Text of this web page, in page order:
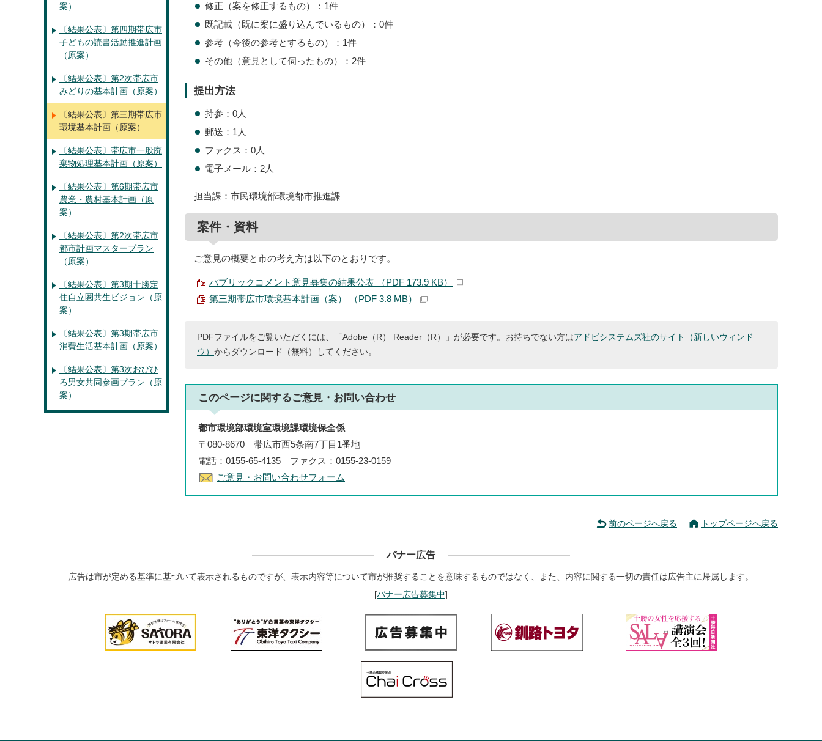
修正（案を修正するもの）：1件
既記載（既に案に盛り込んでいるもの）：0件
参考（今後の参考とするもの）：1件
その他（意見として伺ったもの）：2件
提出方法
持参：0人
郵送：1人
ファクス：0人
電子メール：2人
担当課：市民環境部環境都市推進課
案件・資料
ご意見の概要と市の考え方は以下のとおりです。
パブリックコメント意見募集の結果公表 （PDF 173.9 KB）
第三期帯広市環境基本計画（案） （PDF 3.8 MB）
PDFファイルをご覧いただくには、「Adobe（R） Reader（R）」が必要です。お持ちでない方はアドビシステムズ社のサイト（新しいウィンド
ウ） からダウンロード（無料）してください。
このページに関するご意見・お問い合わせ
都市環境部環境室環境課環境保全係
〒080-8670 帯広市西5条南7丁目1番地
電話：0155-65-4135 ファクス：0155-23-0159
ご意見・お問い合わせフォーム
案）
〔結果公表〕第四期帯広市
子どもの読書活動推進計画
（原案）
〔結果公表〕第2次帯広市
みどりの基本計画（原案）
〔結果公表〕第三期帯広市
環境基本計画（原案）
〔結果公表〕帯広市一般廃
棄物処理基本計画（原案）
〔結果公表〕第6期帯広市
農業・農村基本計画（原
案）
〔結果公表〕第2次帯広市
都市計画マスタープラン
（原案）
〔結果公表〕第3期十勝定
住自立圏共生ビジョン（原
案）
〔結果公表〕第3期帯広市
消費生活基本計画（原案）
〔結果公表〕第3次おびひ
ろ男女共同参画プラン（原
案）
前のページへ戻る トップページへ戻る
バナー広告
広告は市が定める基準に基づいて表示されるものですが、表示内容等について市が推奨することを意味するものではなく、また、内容に関する一切の責任は広告主に帰属します。
[バナー広告募集中]